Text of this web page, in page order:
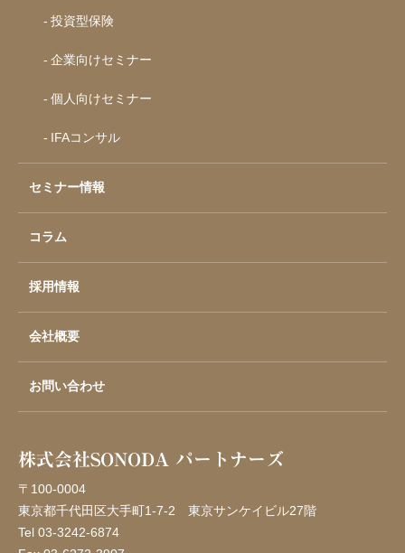
投資型保険
企業向けセミナー
個人向けセミナー
IFAコンサル
セミナー情報
コラム
採用情報
会社概要
お問い合わせ
株式会社SONODA パートナーズ
〒100-0004
東京都千代田区大手町1-7-2 東京サンケイビル27階
Tel 03-3242-6874